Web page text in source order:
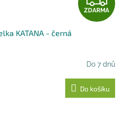
D
R
M
A
ZDARMA
KATANA - černá
Do 7 dnů
Do košíku